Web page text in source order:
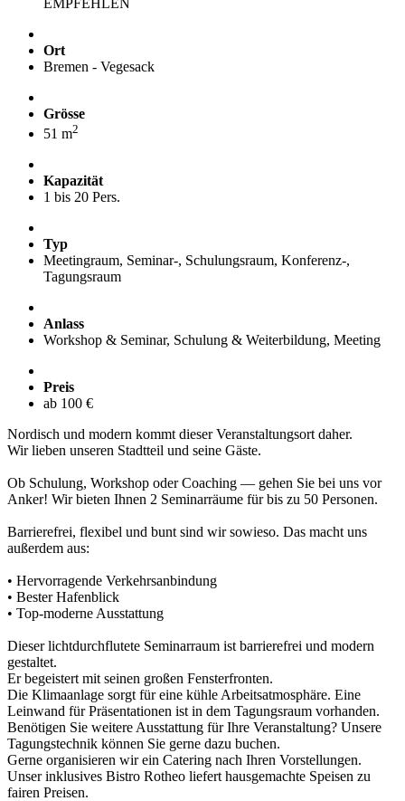
Ort
Bremen - Vegesack
Grösse
51 m2
Kapazität
1 bis 20 Pers.
Typ
Meetingraum, Seminar-, Schulungsraum, Konferenz-,
Tagungsraum
Anlass
Workshop & Seminar, Schulung & Weiterbildung, Meeting
Preis
ab 100 €
Nordisch und modern kommt dieser Veranstaltungsort daher.
Wir lieben unseren Stadtteil und seine Gäste.
Ob Schulung, Workshop oder Coaching — gehen Sie bei uns vor
Anker! Wir bieten Ihnen 2 Seminarräume für bis zu 50 Personen.
Barrierefrei, flexibel und bunt sind wir sowieso. Das macht uns
außerdem aus:
• Hervorragende Verkehrsanbindung
• Bester Hafenblick
• Top-moderne Ausstattung
Dieser lichtdurchflutete Seminarraum ist barrierefrei und modern
gestaltet.
Er begeistert mit seinen großen Fensterfronten.
Die Klimaanlage sorgt für eine kühle Arbeitsatmosphäre. Eine
Leinwand für Präsentationen ist in dem Tagungsraum vorhanden.
Benötigen Sie weitere Ausstattung für Ihre Veranstaltung? Unsere
Tagungstechnik können Sie gerne dazu buchen.
Gerne organisieren wir ein Catering nach Ihren Vorstellungen.
Unser inklusives Bistro Rotheo liefert hausgemachte Speisen zu
fairen Preisen.